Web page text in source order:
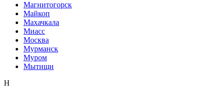
Магнитогорск
Майкоп
Махачкала
Миасс
Москва
Мурманск
Муром
Мытищи
Н